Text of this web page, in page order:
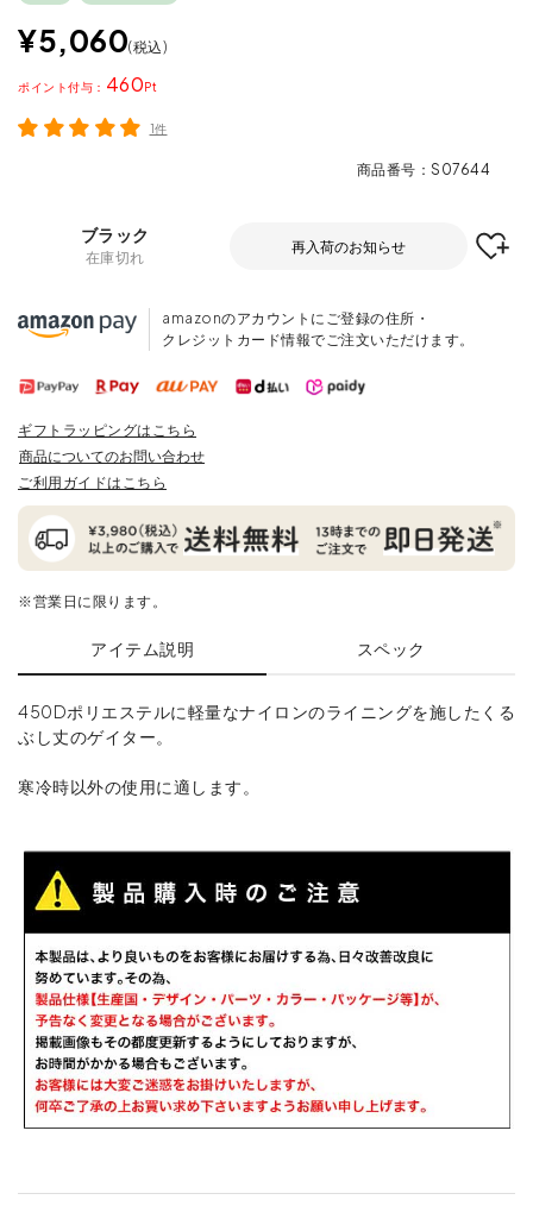
¥5,060 税込
460
ポイント
1件
商品番号 S07644
ブラック
在庫切れ
再入荷のお知らせ
amazonのアカウントにご登録の住所・
クレジットカード情報でご注文いただけます。
ギフトラッピングはこちら
商品についてのお問い合わせ
ご利用ガイドはこちら
※営業日に限ります。
アイテム説明 スペック
450Dポリエステルに軽量なナイロンのライニングを施したくる
ぶし丈のゲイター。
寒冷時以外の使用に適します。